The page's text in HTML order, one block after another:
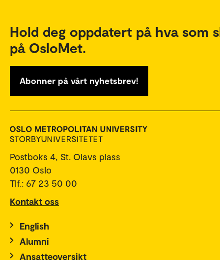
Hold deg oppdatert på hva som
på OsloMet.
Abonner på vårt nyhetsbrev!
Postboks 4, St. Olavs plass
0130 Oslo
Tlf.: 67 23 50 00
Kontakt oss
English
Alumni
Ansatteoversikt